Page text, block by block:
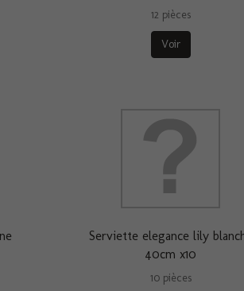
12 pièces
Voir
Serviette elegance lily
40cm x10
10 pièces